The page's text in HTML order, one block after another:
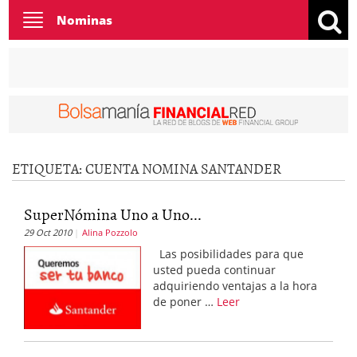
Toggle
navigation
Nominas
ETIQUETA:CUENTA NOMINA SANTANDER
SuperNómina Uno a Uno...
29 Oct 2010 Alina Pozzolo
Las posibilidades para que
usted pueda continuar
adquiriendo ventajas a la hora
de poner … Leer